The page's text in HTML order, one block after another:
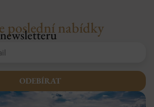
poslední nabídky
ODEBÍRAT